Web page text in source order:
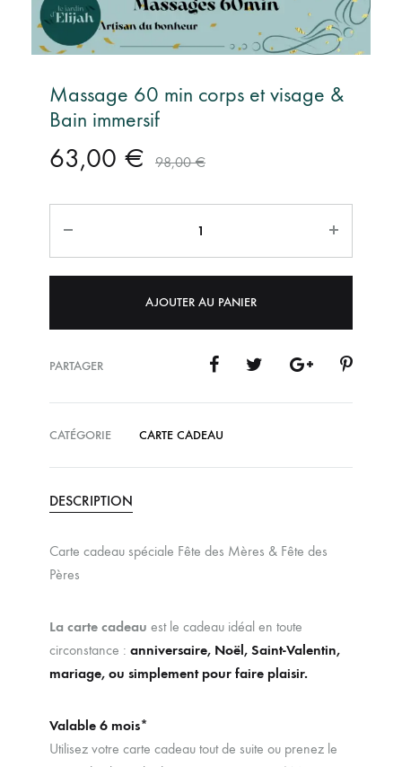
Massage 60 min corps et visage &
Bain immersif
63,00 € 98,00€
AJOUTER AU PANIER
PARTAGER
CATÉGORIE CARTE CADEAU
DESCRIPTION
Carte cadeau spéciale Fête des Mères & Fête des
Pères
La carte cadeau est le cadeau idéal en toute
circonstance : anniversaire, Noël, Saint-Valentin,
mariage, ou simplement pour faire plaisir.
Valable 6 mois*
Utilisez votre carte cadeau tout de suite ou prenez le